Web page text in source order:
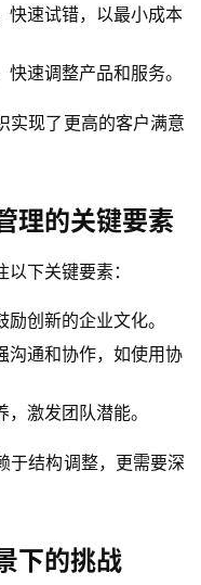
快速试错，以最小成本
速调整产品和服务。
实现了更高的客户满意
理的关键要素
下关键要素：
创新的企业文化。
沟通和协作，如使用协
激发团队潜能。
于结构调整，更需要深
下的挑战